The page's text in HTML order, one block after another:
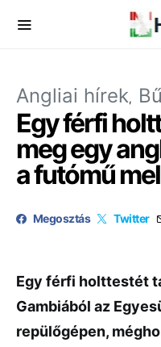
Angliai hírek
Egy férfi
meg egy
a futómű
Megosztás Twitter
Egy férfi holttestét
Gambiából az
repülőgépen,